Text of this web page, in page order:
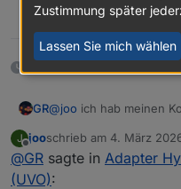
GR@joo ich hab meinen
laut meiner Werkstatt -
dauernd an der
„Starterbatterie“ nicht
J
Offline
jooschrieb am 4. März
zuletzt editiert von
@GR sagte in Adapter
(UVO):
Zustimmung später
Lassen Sie mich wählen